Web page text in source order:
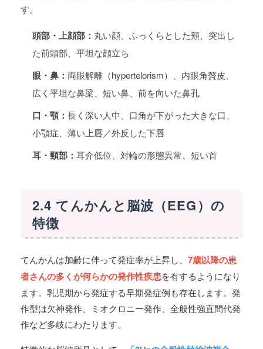
す。
頭部・上顔部： 丸い顔、ふっくらとした頬、突出し
た前頭部、平坦な顔立ち
眼・鼻： 両眼解離（hypertelorism）、内眼角贅皮、
広く平坦な鼻梁、短い鼻、前を向いた鼻孔
口・顎： 長く深い人中、口角が下がった大きな口、
小顎症、薄い上唇／外反した下唇
耳・頸部： 耳介低位、対輪の形態異常、短い首
2.4 てんかんと脳波（EEG）の
特徴
てんかんは加齢に伴って発症率が上昇し、 7歳以降の患
者さんの多くが何らかの発作性疾患を有するようになり
ます。乳児期から発症する早期発症例も存在します。発
作型は欠神発作、ミオクロニー発作、全般性強直間代発
作など多岐にわたります。